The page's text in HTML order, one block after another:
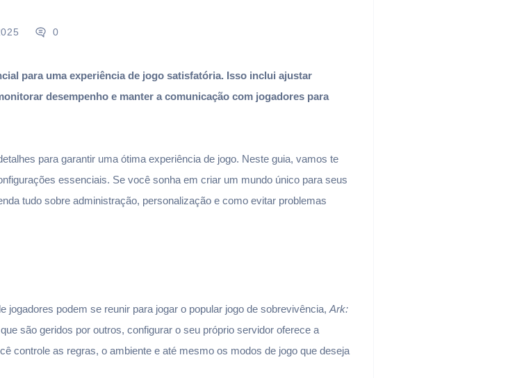
0
para uma experiência de jogo satisfatória. Isso inclui ajustar
desempenho e manter a comunicação com jogadores para
para garantir uma ótima experiência de jogo. Neste guia, vamos te
essenciais. Se você sonha em criar um mundo único para seus
tudo sobre administração, personalização e como evitar problemas
jogadores podem se reunir para jogar o popular jogo de sobrevivência, Ark:
são geridos por outros, configurar o seu próprio servidor oferece a
controle as regras, o ambiente e até mesmo os modos de jogo que deseja